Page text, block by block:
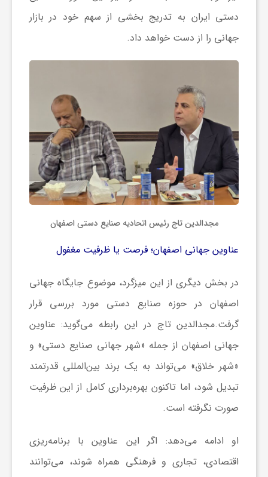
دستی ایران به تدریج بخشی از سهم خود در بازار
جهانی را از دست خواهد داد.
مجدالدین تاج رئیس اتحادیه صنایع دستی اصفهان
عناوین جهانی اصفهان؛ فرصت یا ظرفیت مغفول
در بخش دیگری از این میزگرد، موضوع جایگاه جهانی
اصفهان در حوزه صنایع دستی مورد بررسی قرار
گرفت.مجدالدین تاج در این رابطه می‌گوید: عناوین
جهانی اصفهان از جمله «شهر جهانی صنایع دستی» و
«شهر خلاق» می‌تواند به یک برند بین‌المللی قدرتمند
تبدیل شود، اما تاکنون بهره‌برداری کامل از این ظرفیت
صورت نگرفته است.
او ادامه می‌دهد: اگر این عناوین با برنامه‌ریزی
اقتصادی، تجاری و فرهنگی همراه شوند، می‌توانند